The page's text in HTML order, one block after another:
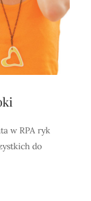
w RPA ryk
do